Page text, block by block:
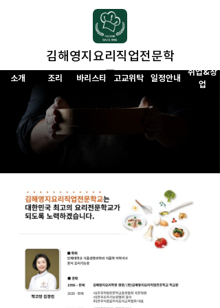
김해영지요리직업전문학
교
소ㅤ개 조ㅤ리 바리스타 고교위탁 일정안내
취업&창
업